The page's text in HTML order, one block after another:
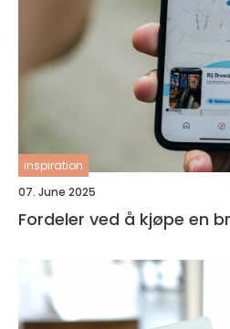
inspiration
07. June 2025
Fordeler ved å kjøpe en